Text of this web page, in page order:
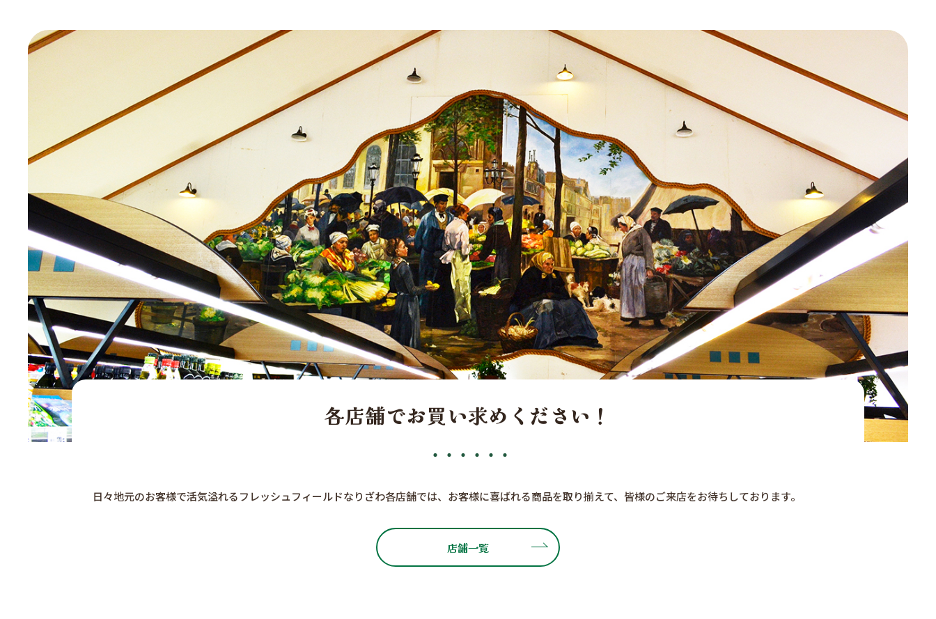
各店舗でお買い求めください！
日々地元のお客様で活気溢れるフレッシュフィールドなりざわ各店舗では、お客様に喜ばれる商品を取り揃えて、皆様のご来店をお待ちしております。
店舗一覧